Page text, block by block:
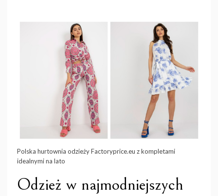
Polska hurtownia odzieży Factoryprice.eu z kompletami
idealnymi na lato
Odzież w najmodniejszych